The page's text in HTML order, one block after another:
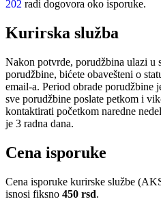
202 radi dogovora oko isporuke.
Kurirska služba
Nakon potvrde, porudžbina ulazi u
porudžbine, bićete obavešteni o
email-a. Period obrade porudžbine
sve porudžbine poslate petkom i
kontaktirati početkom naredne
je 3 radna dana.
Cena isporuke
Cena isporuke kurirske službe
isnosi fiksno 450 rsd.